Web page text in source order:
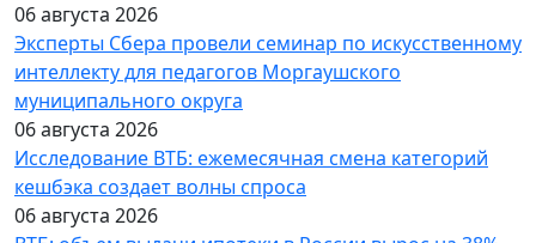
06 августа 2026
Эксперты Сбера провели семинар по искусственному
интеллекту для педагогов Моргаушского
муниципального округа
06 августа 2026
Исследование ВТБ: ежемесячная смена категорий
кешбэка создает волны спроса
06 августа 2026